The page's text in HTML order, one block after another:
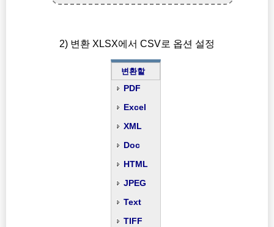
2) 변환 XLSX에서 CSV로 옵션 설정
변환할
PDF
Excel
XML
Doc
HTML
JPEG
Text
TIFF